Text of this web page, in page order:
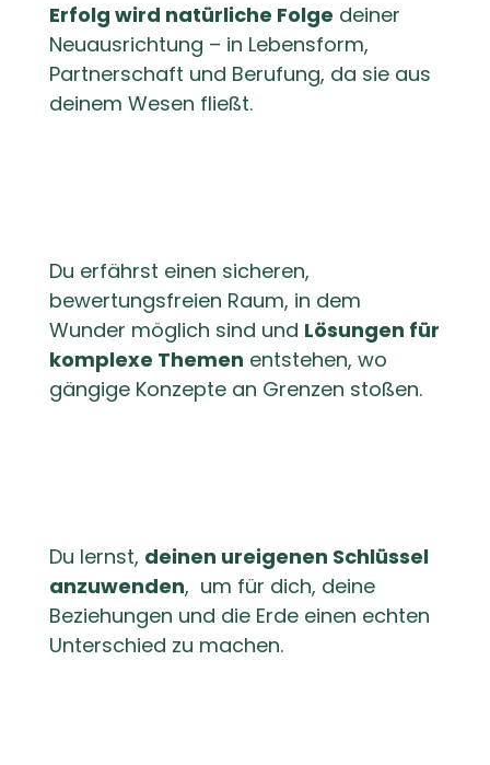
Erfolg wird natürliche Folge deiner
Neuausrichtung – in Lebensform,
Partnerschaft und Berufung, da sie aus
deinem Wesen fließt.
Du erfährst einen sicheren,
bewertungsfreien Raum, in dem
Wunder möglich sind und Lösungen für
komplexe Themen entstehen, wo
gängige Konzepte an Grenzen stoßen.
Du lernst, deinen ureigenen Schlüssel
anzuwenden, um für dich, deine
Beziehungen und die Erde einen echten
Unterschied zu machen.